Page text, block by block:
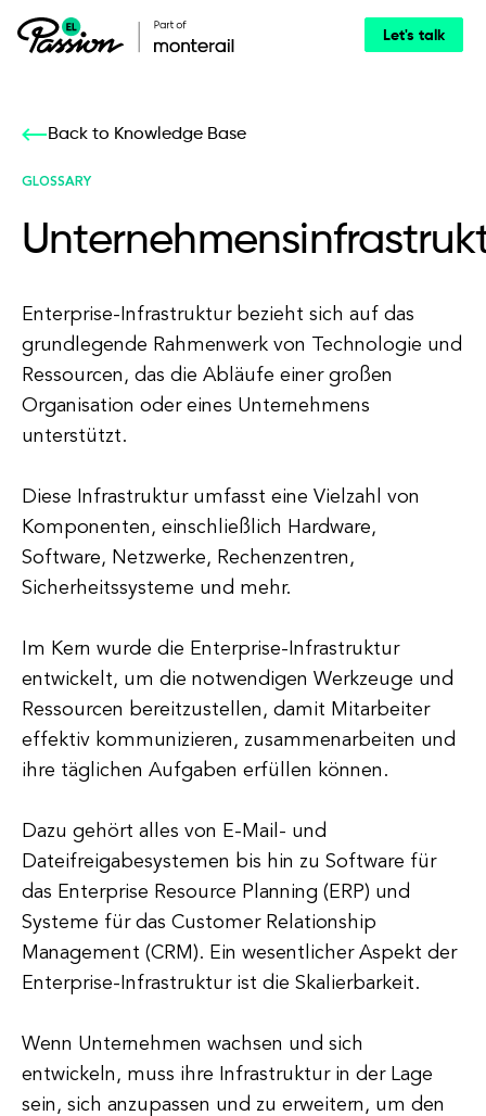
Let's talk
Back to Knowledge Base
GLOSSARY
Enterprise-Infrastruktur bezieht sich auf das
grundlegende Rahmenwerk von Technologie und
Ressourcen, das die Abläufe einer großen
Organisation oder eines Unternehmens
unterstützt.
Diese Infrastruktur umfasst eine Vielzahl von
Komponenten, einschließlich Hardware,
Software, Netzwerke, Rechenzentren,
Sicherheitssysteme und mehr.
Im Kern wurde die Enterprise-Infrastruktur
entwickelt, um die notwendigen Werkzeuge und
Ressourcen bereitzustellen, damit Mitarbeiter
effektiv kommunizieren, zusammenarbeiten und
ihre täglichen Aufgaben erfüllen können.
Dazu gehört alles von E-Mail- und
Dateifreigabesystemen bis hin zu Software für
das Enterprise Resource Planning (ERP) und
Systeme für das Customer Relationship
Management (CRM). Ein wesentlicher Aspekt der
Enterprise-Infrastruktur ist die Skalierbarkeit.
Wenn Unternehmen wachsen und sich
entwickeln, muss ihre Infrastruktur in der Lage
sein, sich anzupassen und zu erweitern, um den